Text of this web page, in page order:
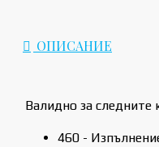
ОПИСАНИЕ
Валидно за следните
460 -